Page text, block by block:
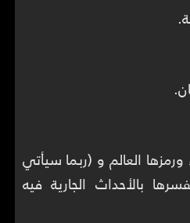
العالم و (ربما سيأتي
بالأحداث الجارية فيه